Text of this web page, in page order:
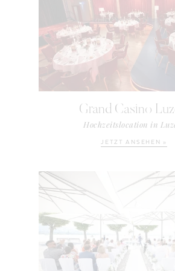
Grand Casino
Hochzeitslocation in
JETZT ANSEHEN »